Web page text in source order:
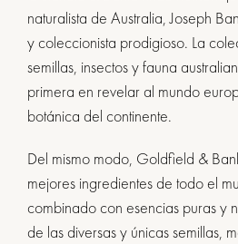
naturalista de Australia, Joseph
y coleccionista prodigioso. La
semillas, insectos y fauna
primera en revelar al mundo
botánica del continente.
Del mismo modo, Goldfield &
mejores ingredientes de todo el
combinado con esencias puras y
de las diversas y únicas semillas,